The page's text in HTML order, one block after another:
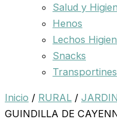
Salud y
Henos
Lechos
Snacks
Transportines
Inicio / RURAL /
GUINDILLA DE